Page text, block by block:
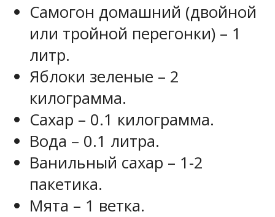
Самогон домашний (двойной
или тройной перегонки) – 1
литр.
Яблоки зеленые – 2
килограмма.
Сахар – 0.1 килограмма.
Вода – 0.1 литра.
Ванильный сахар – 1-2
пакетика.
Мята – 1 ветка.